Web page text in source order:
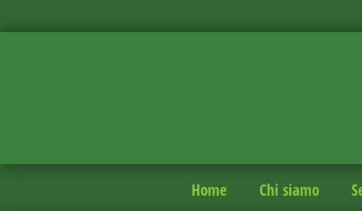
Home Chi siamo